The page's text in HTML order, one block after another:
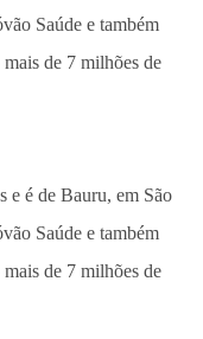
e é de Bauru, em São
Saúde e também
de 7 milhões de